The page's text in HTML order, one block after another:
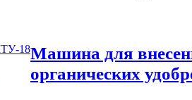
Машина для
органических